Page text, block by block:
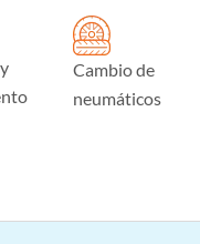
Cambio de
neumáticos